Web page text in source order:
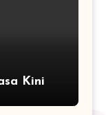
Kini